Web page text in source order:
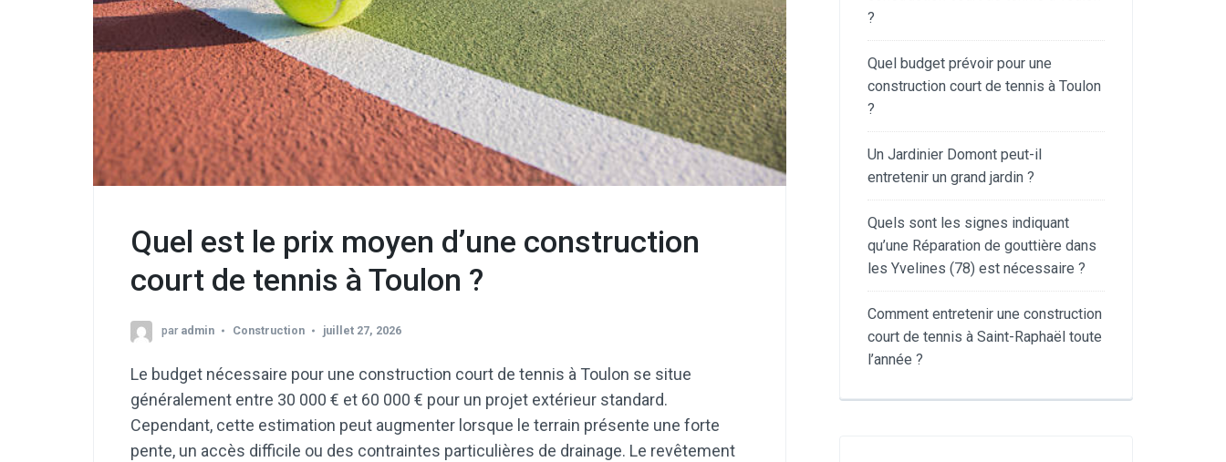
Quel est le prix moyen d’une construction
court de tennis à Toulon ?
par admin Construction juillet 27, 2026
Le budget nécessaire pour une construction court de tennis à Toulon se situe
généralement entre 30 000 € et 60 000 € pour un projet extérieur standard.
Cependant, cette estimation peut augmenter lorsque le terrain présente une forte
pente, un accès difficile ou des contraintes particulières de drainage. Le revêtement
?
Quel budget prévoir pour une
construction court de tennis à Toulon
?
Un Jardinier Domont peut-il
entretenir un grand jardin ?
Quels sont les signes indiquant
qu’une Réparation de gouttière dans
les Yvelines (78) est nécessaire ?
Comment entretenir une construction
court de tennis à Saint-Raphaël toute
l’année ?